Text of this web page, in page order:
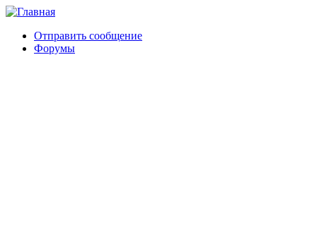
Отправить сообщение
Форумы